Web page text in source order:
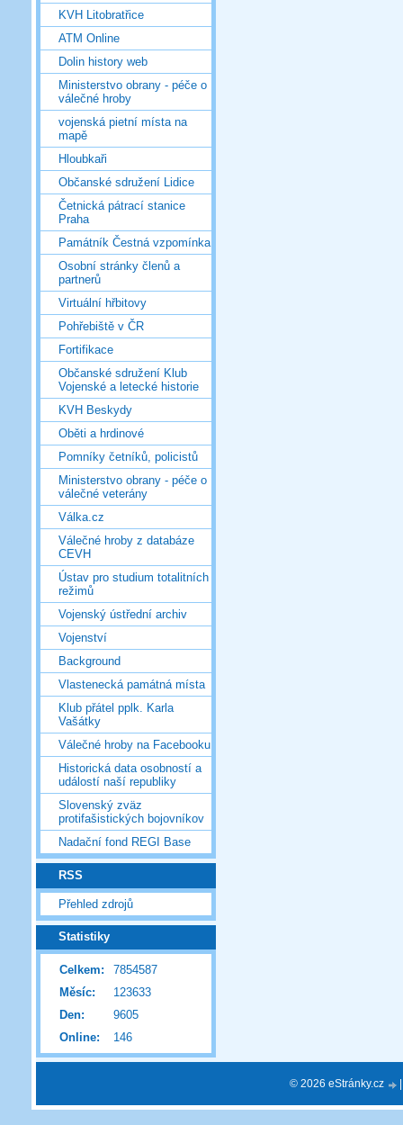
KVH Litobratřice
ATM Online
Dolin history web
Ministerstvo obrany - péče o
válečné hroby
vojenská pietní místa na
mapě
Hloubkaři
Občanské sdružení Lidice
Četnická pátrací stanice
Praha
Památník Čestná vzpomínka
Osobní stránky členů a
partnerů
Virtuální hřbitovy
Pohřebiště v ČR
Fortifikace
Občanské sdružení Klub
Vojenské a letecké historie
KVH Beskydy
Oběti a hrdinové
Pomníky četníků, policistů
Ministerstvo obrany - péče o
válečné veterány
Válka.cz
Válečné hroby z databáze
CEVH
Ústav pro studium totalitních
režimů
Vojenský ústřední archiv
Vojenství
Background
Vlastenecká památná místa
Klub přátel pplk. Karla
Vašátky
Válečné hroby na Facebooku
Historická data osobností a
událostí naší republiky
Slovenský zväz
protifašistických bojovníkov
Nadační fond REGI Base
RSS
Přehled zdrojů
Statistiky
Online: 146
Celkem:
7854587
Měsíc:
123633
Den:
9605
© 2026 eStránky.cz